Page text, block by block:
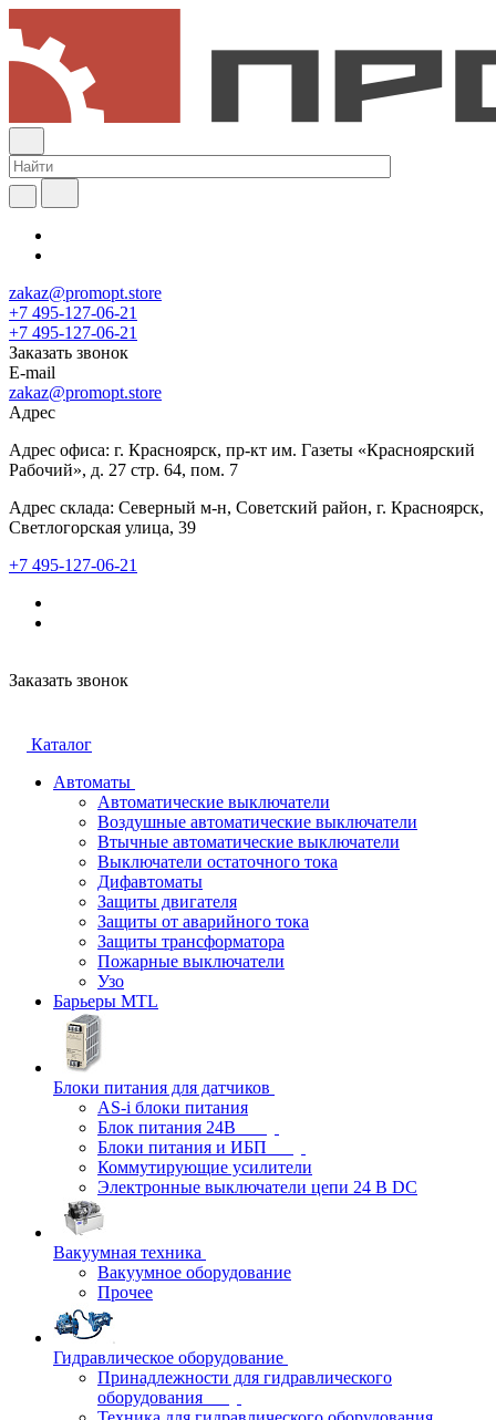
zakaz@promopt.store
+7 495-127-06-21
+7 495-127-06-21
Заказать звонок
E-mail
zakaz@promopt.store
Адрес
Адрес офиса: г. Красноярск, пр-кт им. Газеты «Красноярский
Рабочий», д. 27 стр. 64, пом. 7
Адрес склада: Северный м-н, Советский район, г. Красноярск,
Светлогорская улица, 39
+7 495-127-06-21
Заказать звонок
Каталог
Автоматы
Автоматические выключатели
Воздушные автоматические выключатели
Втычные автоматические выключатели
Выключатели остаточного тока
Дифавтоматы
Защиты двигателя
Защиты от аварийного тока
Защиты трансформатора
Пожарные выключатели
Узо
Барьеры MTL
Блоки питания для датчиков
AS-i блоки питания
Блок питания 24В
Блоки питания и ИБП
Коммутирующие усилители
Электронные выключатели цепи 24 В DC
Вакуумная техника
Вакуумное оборудование
Прочее
Гидравлическое оборудование
Принадлежности для гидравлического
оборудования